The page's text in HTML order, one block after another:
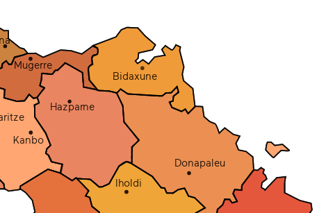
Iholdi
Kanbo
Mugerre
Donapaleu
Bidaxune
Hazparne